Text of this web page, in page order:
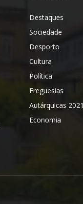
Destaques
Sociedade
Desporto
Cultura
Política
Freguesias
Autárquicas 2021
Economia